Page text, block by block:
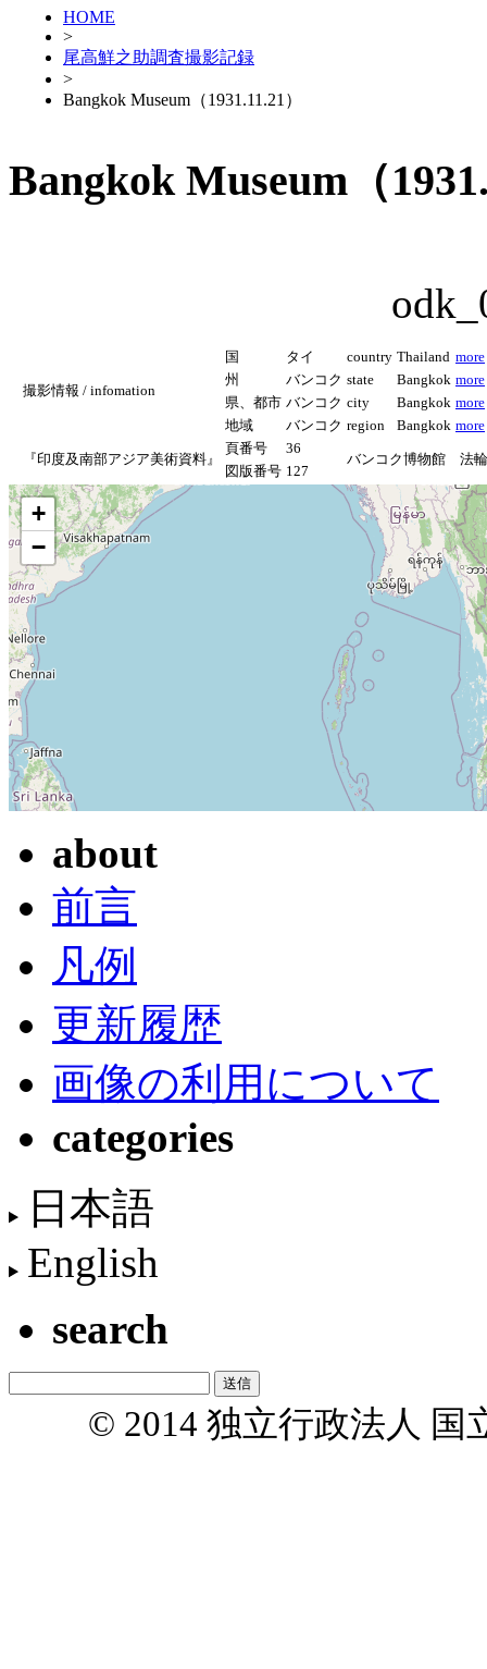
HOME
>
尾高鮮之助調査撮影記録
>
Bangkok Museum（1931.11.21）
Bangkok Museum（
撮影情報 / infomation
国 タイ country Thailand more
州
バンコク state Bangkok more
県、都市 バンコク city Bangkok more
地域
バンコク region Bangkok more
『印度及南部アジア美術資料』
頁番号 36
バンコク博物館 法輪
図版番号 127
+
−
about
前言
凡例
更新履歴
画像の利用について
categories
日本語
English
search
© 2014 独立行政法人 国